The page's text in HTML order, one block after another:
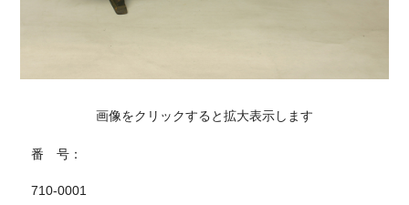
画像をクリックすると拡大表示します
番 号：
710-0001